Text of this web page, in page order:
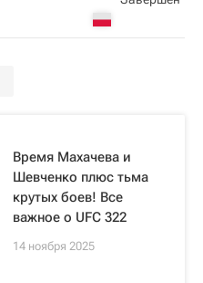
Время Махачева и
Шевченко плюс тьма
крутых боев! Все
важное о UFC 322
14 ноября 2025